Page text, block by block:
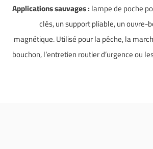
Applications sauvages :lampe de poche
clés, un support pliable, un
magnétique. Utilisé pour la pêche, la
bouchon, l’entretien routier d’urgence ou